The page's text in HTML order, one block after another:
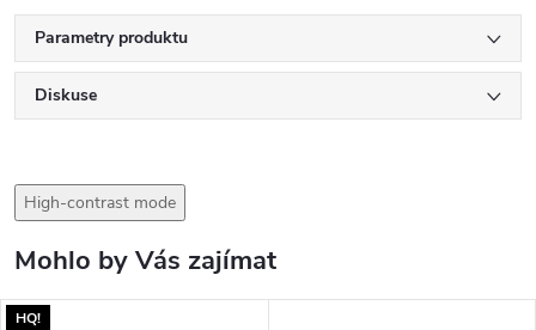
Parametry produktu
Diskuse
High-contrast mode
Mohlo by Vás zajímat
HQ!